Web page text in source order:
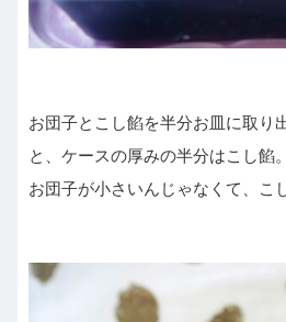
お団子とこし餡を半分お皿に取り
と、ケースの厚みの半分はこし餡。
お団子が小さいんじゃなくて、こ